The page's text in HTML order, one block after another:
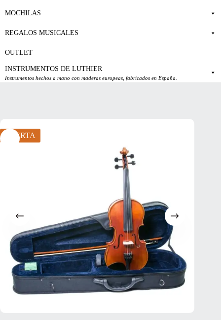
MOCHILAS
REGALOS MUSICALES
OUTLET
INSTRUMENTOS DE LUTHIER
Instrumentos hechos a mano con maderas europeas, fabricados en España.
OFERTA